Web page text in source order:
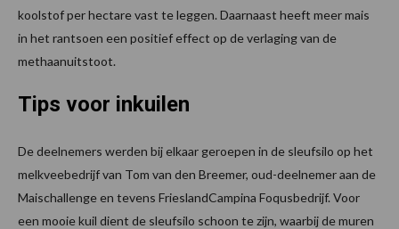
koolstof per hectare vast te leggen. Daarnaast heeft meer mais
in het rantsoen een positief effect op de verlaging van de
methaanuitstoot.
Tips voor inkuilen
De deelnemers werden bij elkaar geroepen in de sleufsilo op het
melkveebedrijf van Tom van den Breemer, oud-deelnemer aan de
Maischallenge en tevens FrieslandCampina Foqusbedrijf. Voor
een mooie kuil dient de sleufsilo schoon te zijn, waarbij de muren